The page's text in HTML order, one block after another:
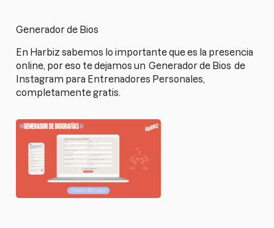
Generador de Bios
En Harbiz sabemos lo importante que es la presencia
online, por eso te dejamos un Generador de Bios de
Instagram para Entrenadores Personales,
completamente gratis.